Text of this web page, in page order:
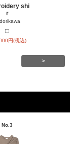
shi
r
□
円(税込)
>
No.3